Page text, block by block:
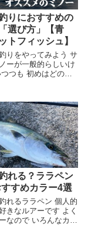
りにおすすめの
選び方」【青
トフィッシュ】
りをやってみよう サ
ーが一般的らしいけ
れる？ララペン
すめカラー4選
るララペン 個人的
なルアーです よく
いろんなカラ